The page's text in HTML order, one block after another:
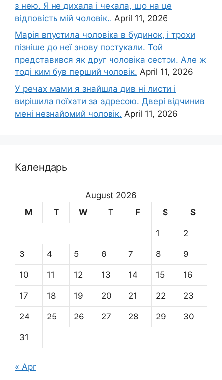
з нею. Я не дихала і чекала, що на це
відповість мій чоловік.. April 11, 2026
Марія впустила чоловіка в будинок, і трохи
пізніше до неї знову постукали. Той
представився як друг чоловіка сестри. Але ж
тоді ким був перший чоловік. April 11, 2026
У речах мами я знайшла див ні листи і
вирішила поїхати за адресою. Двері відчинив
мені незнайомий чоловік. April 11, 2026
Календарь
August 2026
M
T W T F S S
1 2
3 4 5 6 7 8 9
10 11 12 13 14 15 16
17 18 19 20 21 22 23
24 25 26 27 28 29 30
31
« Apr